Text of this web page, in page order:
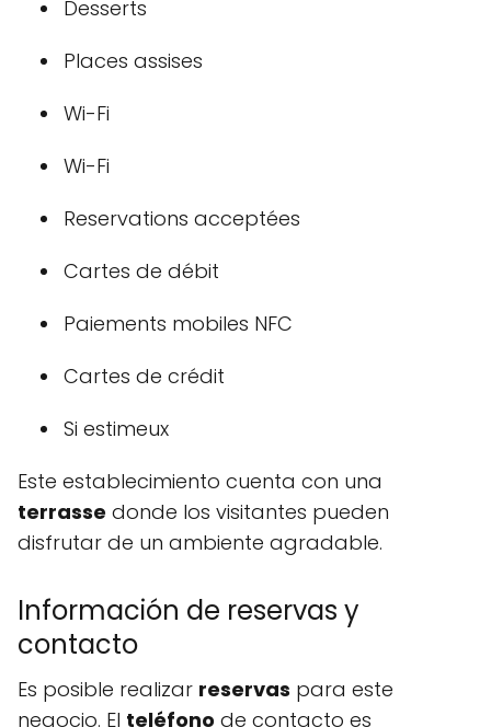
Desserts
Places assises
Wi-Fi
Wi-Fi
Reservations acceptées
Cartes de débit
Paiements mobiles NFC
Cartes de crédit
Si estimeux
Este establecimiento cuenta con una
terrasse donde los visitantes pueden
disfrutar de un ambiente agradable.
Información de reservas y
contacto
Es posible realizar reservas para este
negocio. El teléfono de contacto es